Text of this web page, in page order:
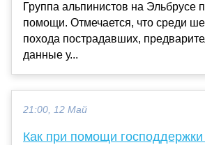
Группа альпинистов на Эльбрусе
помощи. Отмечается, что среди
похода пострадавших,
данные у...
21:00, 12 Май
Как при помощи господдержки